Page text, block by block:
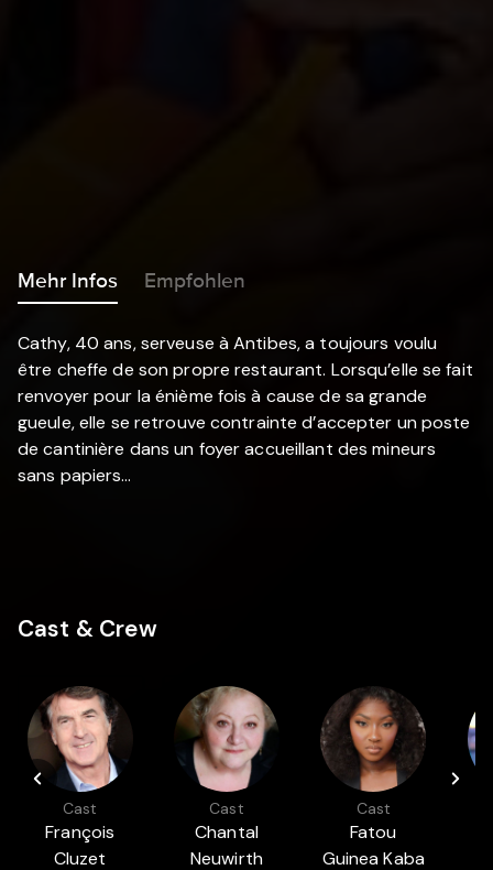
Mehr Infos Empfohlen
Cathy, 40 ans, serveuse à Antibes, a toujours voulu
être cheffe de son propre restaurant. Lorsqu’elle se fait
renvoyer pour la énième fois à cause de sa grande
gueule, elle se retrouve contrainte d’accepter un poste
de cantinière dans un foyer accueillant des mineurs
sans papiers…
Cast & Crew
Cast
François
Cluzet
Cast
Chantal
Neuwirth
Cast
Fatou
Guinea Kaba